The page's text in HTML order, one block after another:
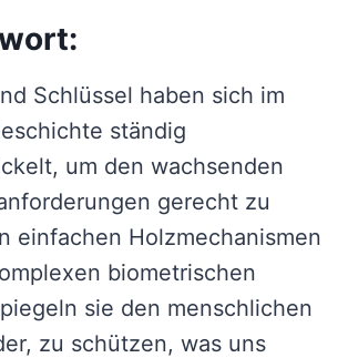
Schlüssel haben sich im
ständig
um den wachsenden
gerecht zu
einfachen Holzmechanismen
biometrischen
sie den menschlichen
zu schützen, was uns